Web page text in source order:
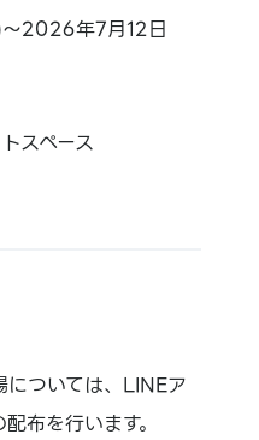
2026年7月12日
スペース
ついては、LINEア
布を行います。